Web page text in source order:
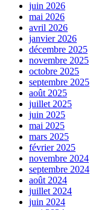
juin 2026
mai 2026
avril 2026
janvier 2026
décembre 2025
novembre 2025
octobre 2025
septembre 2025
août 2025
juillet 2025
juin 2025
mai 2025
mars 2025
février 2025
novembre 2024
septembre 2024
août 2024
juillet 2024
juin 2024